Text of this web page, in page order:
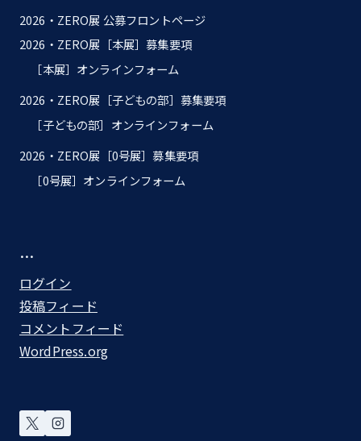
2026・ZERO展 公募フロントページ
2026・ZERO展［本展］募集要項
［本展］オンラインフォーム
2026・ZERO展［子どもの部］募集要項
［子どもの部］オンラインフォーム
2026・ZERO展［0号展］募集要項
［0号展］オンラインフォーム
…
ログイン
投稿フィード
コメントフィード
WordPress.org